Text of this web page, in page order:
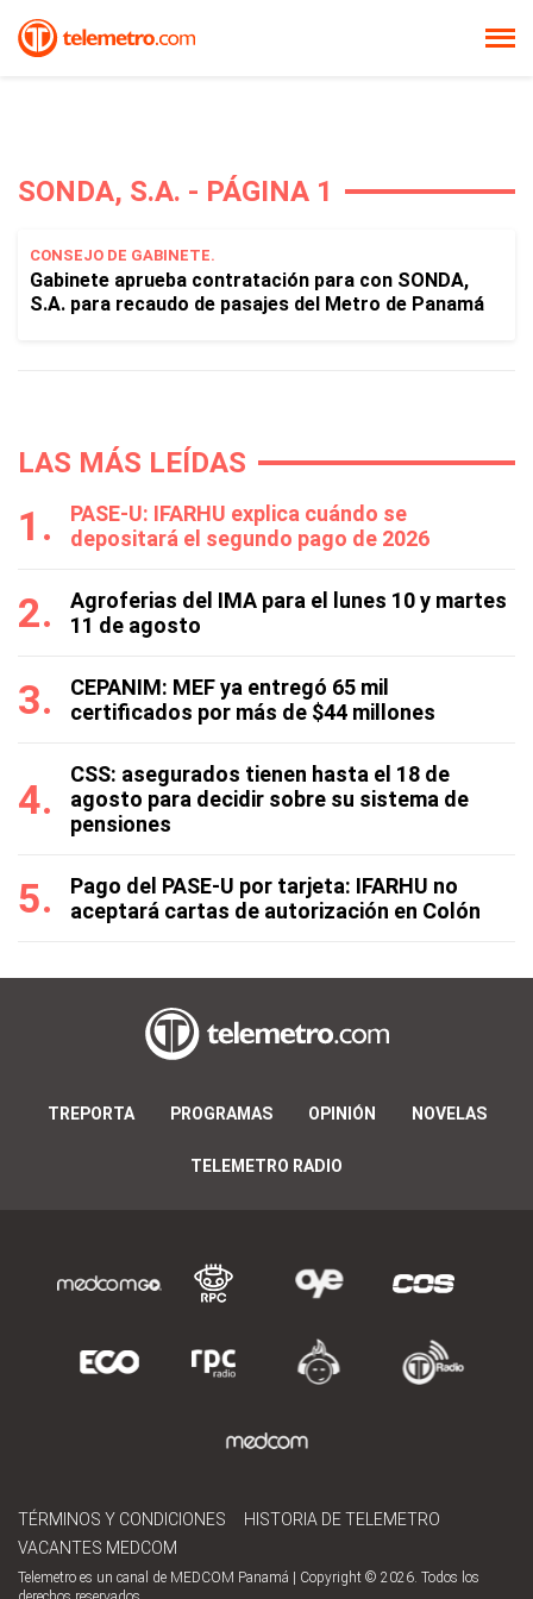
SONDA, S.A. - PÁGINA 1
CONSEJO DE GABINETE.
Gabinete aprueba contratación para con SONDA,
S.A. para recaudo de pasajes del Metro de Panamá
LAS MÁS LEÍDAS
PASE-U: IFARHU explica cuándo se
depositará el segundo pago de 2026
Agroferias del IMA para el lunes 10 y martes
11 de agosto
CEPANIM: MEF ya entregó 65 mil
certificados por más de $44 millones
CSS: asegurados tienen hasta el 18 de
agosto para decidir sobre su sistema de
pensiones
Pago del PASE-U por tarjeta: IFARHU no
aceptará cartas de autorización en Colón
TREPORTA PROGRAMAS OPINIÓN NOVELAS
TELEMETRO RADIO
TÉRMINOS Y CONDICIONES
HISTORIA DE TELEMETRO
VACANTES MEDCOM
Telemetro es un canal de MEDCOM Panamá | Copyright © 2026. Todos los